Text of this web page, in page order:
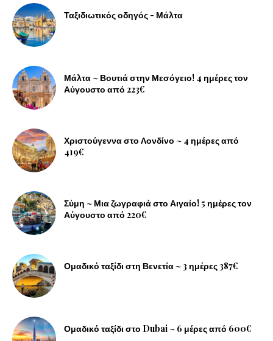
Ταξιδιωτικός οδηγός - Μάλτα
Μάλτα ~ Βουτιά στην Μεσόγειο! 4 ημέρες τον
Αύγουστο από 223€
Χριστούγεννα στο Λονδίνο ~ 4 ημέρες από
419€
Σύμη ~ Μια ζωγραφιά στο Αιγαίο! 5 ημέρες τον
Αύγουστο από 220€
Ομαδικό ταξίδι στη Βενετία ~ 3 ημέρες 387€
Ομαδικό ταξίδι στο Dubai ~ 6 μέρες από 600€